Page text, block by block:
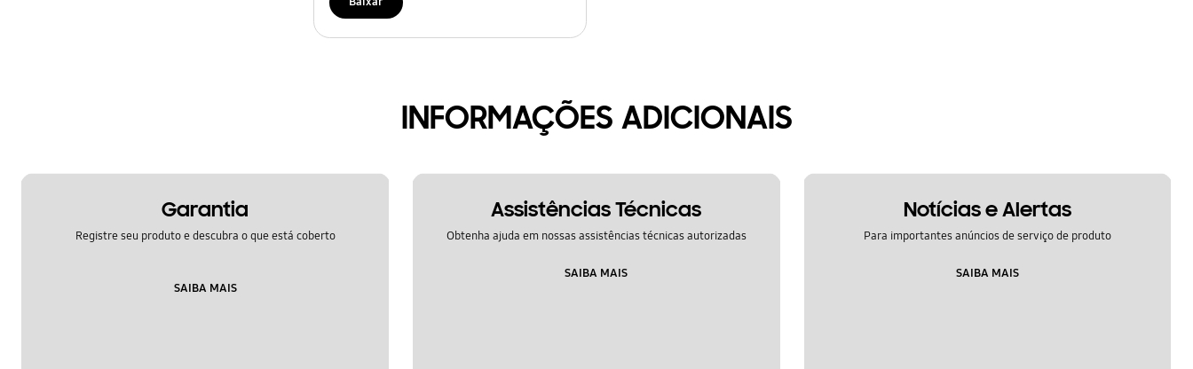
INFORMAÇÕES ADICIONAIS
Garantia
Registre seu produto e descubra o que está coberto
SAIBA MAIS
Assistências Técnicas
Obtenha ajuda em nossas assistências técnicas autorizadas
SAIBA MAIS
Notícias e Alertas
Para importantes anúncios de serviço de produto
SAIBA MAIS